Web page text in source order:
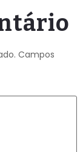
Campos